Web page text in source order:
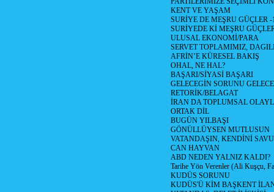
KENT VE YAŞAM
SURİYE DE MEŞRU GÜÇLER -
SURİYEDE Kİ MEŞRU
ULUSAL EKONOMİ/PARA
SERVET TOPLAMIMIZ,
AFRİN’E KÜRESEL BAKIŞ
OHAL, NE HAL?
BAŞARI/SİYASİ BAŞARI
GELECEGİN SORUNU
RETORİK/BELAGAT
İRAN DA TOPLUMSAL
ORTAK DİL
BUGÜN YILBAŞI
GÖNÜLLÜYSEN MUTLUSUN
VATANDAŞIN, KENDİNİ
CAN HAYVAN
ABD NEDEN YALNIZ KALDI?
Tarihe Yön Verenler (Ali Kuşçu,
KUDÜS SORUNU
KUDÜS'Ü KİM BAŞKENT